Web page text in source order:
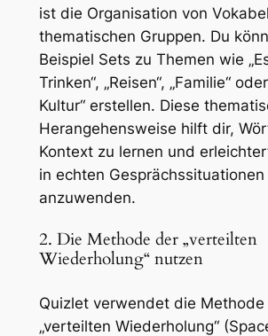
ist die Organisation von
thematischen Gruppen. Du
Beispiel Sets zu Themen wie
Trinken“, „Reisen“, „Familie“
Kultur“ erstellen. Diese
Herangehensweise hilft dir,
Kontext zu lernen und
in echten Gesprächssituationen
anzuwenden.
2. Die Methode der „verteilten
Wiederholung“ nutzen
Quizlet verwendet die Methode
„verteilten Wiederholung“